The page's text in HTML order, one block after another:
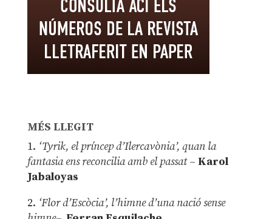
MÉS LLEGIT
1. ‘Tyrik, el príncep d’Ilercavònia’, quan la
fantasia ens reconcilia amb el passat– Karol
Jabaloyas
2. ‘Flor d’Escòcia’, l’himne d’una nació sense